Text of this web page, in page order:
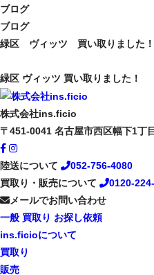
ブログ
ブログ
緑区 ヴィッツ 買い取りました！
緑区 ヴィッツ 買い取りました！
株式会社ins.ficio
〒451-0041 名古屋市西区幅下1丁
陸送について
052-756-4080
買取り・販売について
0120-
メールでお問い合わせ
一般 買取り お探し依頼
ins.ficioについて
買取り
販売